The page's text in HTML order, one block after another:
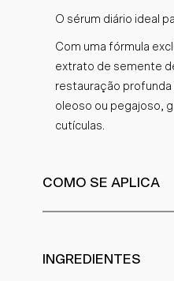
O sérum diário ideal
Com uma fórmula
extrato de semente
restauração profunda
oleoso ou pegajoso,
cutículas.
COMO SE APLICA
INGREDIENTES